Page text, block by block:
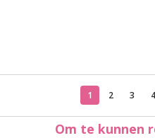
1 2 3 4
Om te kunnen